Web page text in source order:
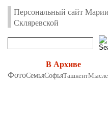
Персональный сайт Марии
Скляревской
В Архиве
ФотоСемьяСофьяТашкент